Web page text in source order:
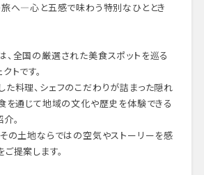
旅へ—心と五感で味わう特別なひととき
、全国の厳選された美食スポットを巡る
トです。
料理、シェフのこだわりが詰まった隠れ
を通じて地域の文化や歴史を体験できる
。
の土地ならではの空気やストーリーを感
提案します。